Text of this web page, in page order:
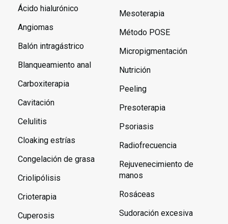
Ácido hialurónico
Angiomas
Balón intragástrico
Blanqueamiento anal
Carboxiterapia
Cavitación
Celulitis
Cloaking estrías
Congelación de grasa
Criolipólisis
Crioterapia
Cuperosis
Mesoterapia
Método POSE
Micropigmentación
Nutrición
Peeling
Presoterapia
Psoriasis
Radiofrecuencia
Rejuvenecimiento de
manos
Rosáceas
Sudoración excesiva